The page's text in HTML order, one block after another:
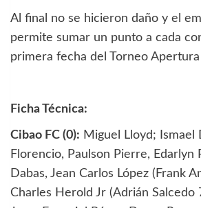
Al final no se hicieron daño y el
permite sumar un punto a cada
primera fecha del Torneo
Ficha Técnica:
Cibao FC (0): Miguel Lloyd; Ismael
Florencio, Paulson Pierre, Edarlyn
Dabas, Jean Carlos López (Frank
Charles Herold Jr (Adrián Salcedo